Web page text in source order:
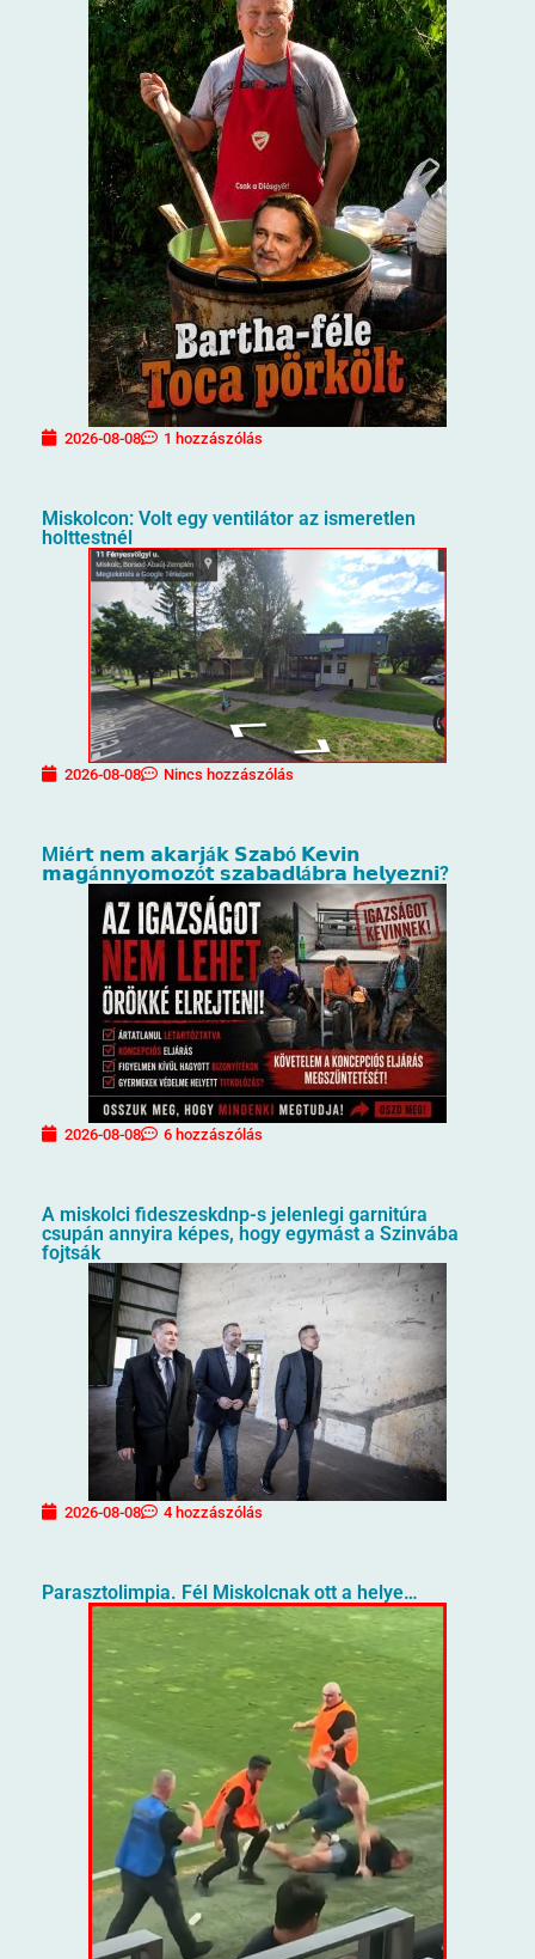
2026-08-08 1 hozzászólás
Miskolcon: Volt egy ventilátor az ismeretlen
holttestnél
2026-08-08 Nincs hozzászólás
M𝗶é𝗿𝘁 𝗻𝗲𝗺 𝗮𝗸𝗮𝗿𝗷á𝗸 𝗦𝘇𝗮𝗯ó 𝗞𝗲𝘃𝗶𝗻
𝗺𝗮𝗴á𝗻𝗻𝘆𝗼𝗺𝗼𝘇ó𝘁 𝘀𝘇𝗮𝗯𝗮𝗱𝗹á𝗯𝗿𝗮 𝗵𝗲𝗹𝘆𝗲𝘇𝗻𝗶?
2026-08-08 6 hozzászólás
A miskolci fideszeskdnp-s jelenlegi garnitúra
csupán annyira képes, hogy egymást a Szinvába
fojtsák
2026-08-08 4 hozzászólás
Parasztolimpia. Fél Miskolcnak ott a helye…